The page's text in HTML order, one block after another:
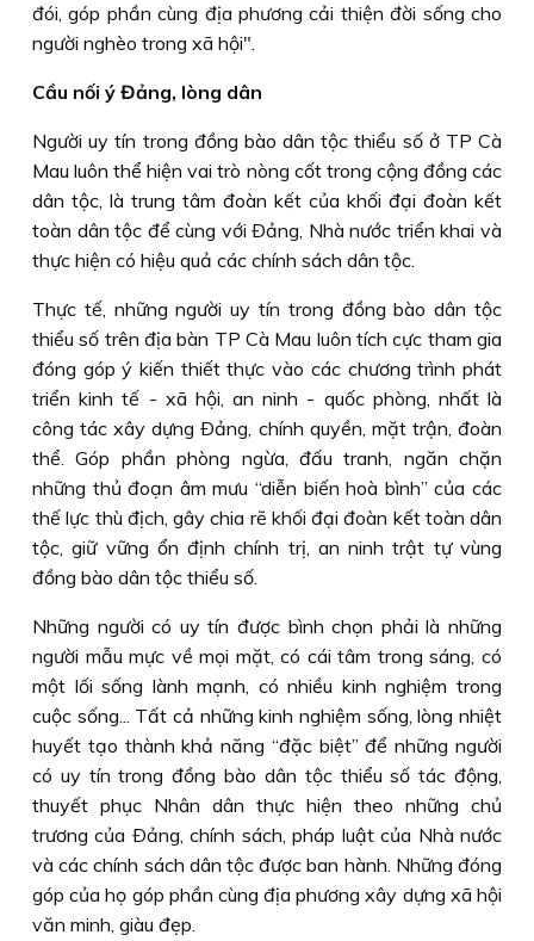
đói, góp phần cùng địa phương cải thiện đời sống cho
người nghèo trong xã hội".
Cầu nối ý Đảng, lòng dân
Người uy tín trong đồng bào dân tộc thiểu số ở TP Cà
Mau luôn thể hiện vai trò nòng cốt trong cộng đồng các
dân tộc, là trung tâm đoàn kết của khối đại đoàn kết
toàn dân tộc để cùng với Ðảng, Nhà nước triển khai và
thực hiện có hiệu quả các chính sách dân tộc.
Thực tế, những người uy tín trong đồng bào dân tộc
thiểu số trên địa bàn TP Cà Mau luôn tích cực tham gia
đóng góp ý kiến thiết thực vào các chương trình phát
triển kinh tế - xã hội, an ninh - quốc phòng, nhất là
công tác xây dựng Ðảng, chính quyền, mặt trận, đoàn
thể. Góp phần phòng ngừa, đấu tranh, ngăn chặn
những thủ đoạn âm mưu “diễn biến hoà bình” của các
thế lực thù địch, gây chia rẽ khối đại đoàn kết toàn dân
tộc, giữ vững ổn định chính trị, an ninh trật tự vùng
đồng bào dân tộc thiểu số.
Những người có uy tín được bình chọn phải là những
người mẫu mực về mọi mặt, có cái tâm trong sáng, có
một lối sống lành mạnh, có nhiều kinh nghiệm trong
cuộc sống... Tất cả những kinh nghiệm sống, lòng nhiệt
huyết tạo thành khả năng “đặc biệt” để những người
có uy tín trong đồng bào dân tộc thiểu số tác động,
thuyết phục Nhân dân thực hiện theo những chủ
trương của Ðảng, chính sách, pháp luật của Nhà nước
và các chính sách dân tộc được ban hành. Những đóng
góp của họ góp phần cùng địa phương xây dựng xã hội
văn minh, giàu đẹp.